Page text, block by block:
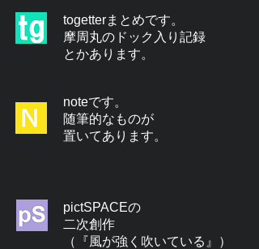
togetterまとめです。
摩周丸のドック入り記録
とかあります。
noteです。
随筆的なものが
置いてあります。
pictSPACEの
二次創作
（『風が強く吹いている』）